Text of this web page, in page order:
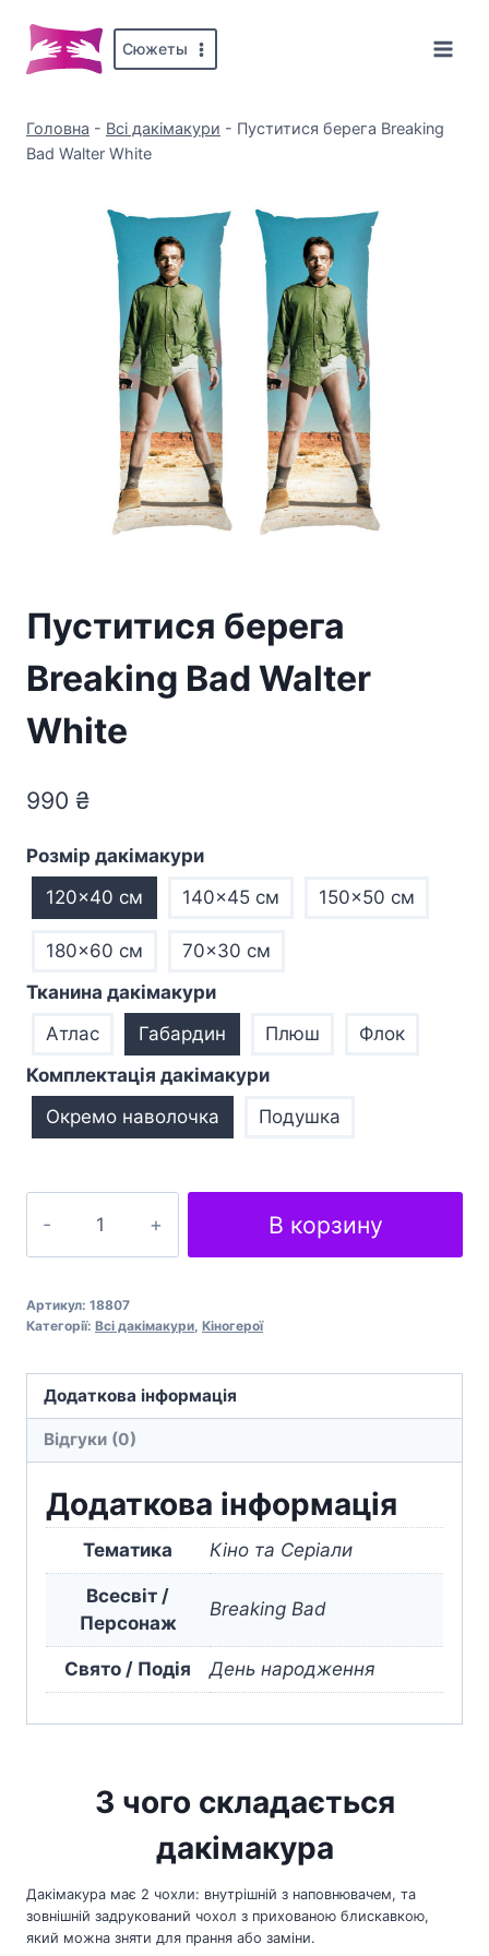
вмісту
Сюжеты
Головна - Всі дакімакури - Пуститися берега Breaking
Bad Walter White
Пуститися берега
Breaking Bad Walter
White
990 ₴
Розмір дакімакури
120x40 см
140x45 см 150x50 см
180x60 см
70×30 см
Тканина дакімакури
Атлас
Габардин Плюш
Флок
Комплектація дакімакури
Окремо наволочка
Подушка
Bad
Walter
кількість
В корзину
Артикул: 18807
Категорії: Всі дакімакури, Кіногерої
Додаткова інформація
Відгуки (0)
Додаткова інформація
Тематика Кіно та Серіали
Всесвіт /
Персонаж
Breaking Bad
Свято / Подія День народження
З чого складається
дакімакура
Дакімакура має 2 чохли: внутрішній з наповнювачем, та
зовнішній задрукований чохол з прихованою блискавкою,
який можна зняти для прання або заміни.